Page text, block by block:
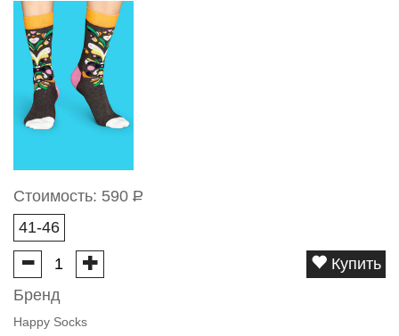
Стоимость: 590 Р
41-46
Купить
Бренд
Happy Socks